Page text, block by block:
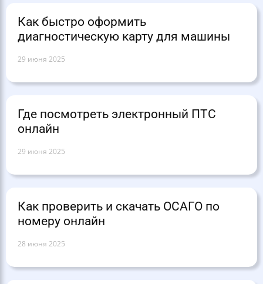
Как быстро оформить
диагностическую карту для машины
29 июня 2025
Где посмотреть электронный ПТС
онлайн
29 июня 2025
Как проверить и скачать ОСАГО по
номеру онлайн
28 июня 2025